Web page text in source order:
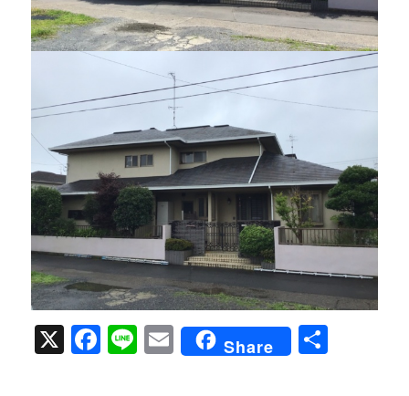
X Facebook
LineEmail
Share